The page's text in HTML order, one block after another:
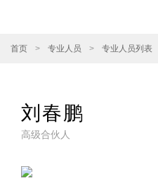
首页 > 专业人员 > 专业人员列表
刘春鹏
高级合伙人